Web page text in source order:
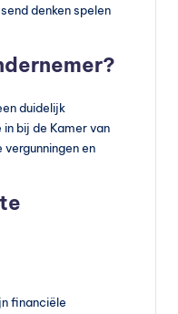
denken spelen
duidelijk
bij de Kamer van
en
financiële